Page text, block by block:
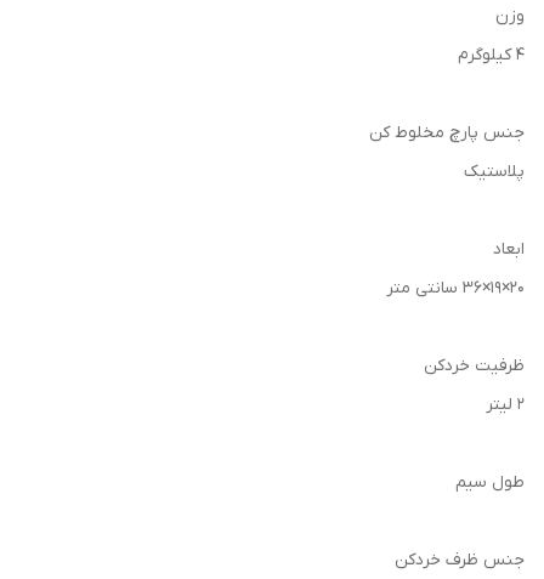
وزن
4 کیلوگرم
جنس پارچ مخلوط کن
پلاستیک
ابعاد
20×19×36 سانتی متر
ظرفیت خردکن
2 لیتر
طول سیم
جنس ظرف خردکن